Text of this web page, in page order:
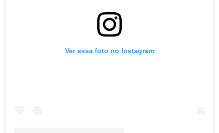
Ver essa foto no Instagram